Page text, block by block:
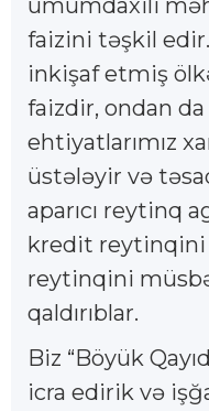
ümumdaxili
faizini təşkil
inkişaf etmiş
faizdir, ondan
ehtiyatlarımız
üstələyir və
aparıcı reytinq
kredit reytinqini
reytinqini
qaldırıblar.
Biz “Böyük
icra edirik və